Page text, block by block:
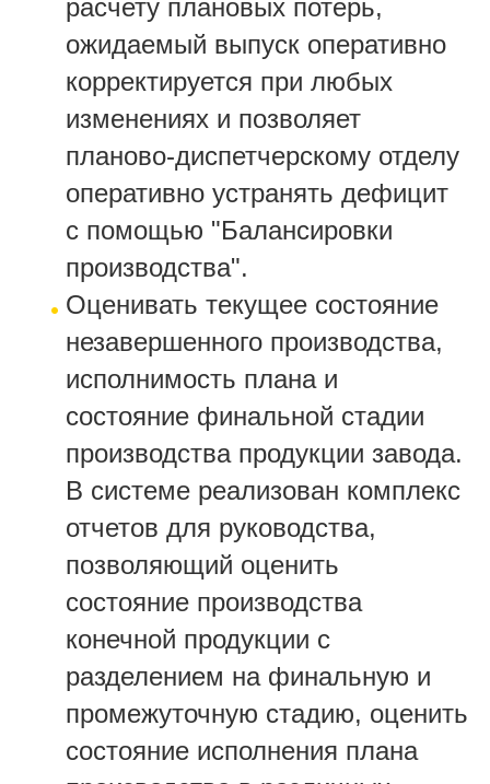
расчету плановых потерь,
ожидаемый выпуск оперативно
корректируется при любых
изменениях и позволяет
планово-диспетчерскому отделу
оперативно устранять дефицит
с помощью "Балансировки
производства".
Оценивать текущее состояние
незавершенного производства,
исполнимость плана и
состояние финальной стадии
производства продукции завода.
В системе реализован комплекс
отчетов для руководства,
позволяющий оценить
состояние производства
конечной продукции с
разделением на финальную и
промежуточную стадию, оценить
состояние исполнения плана